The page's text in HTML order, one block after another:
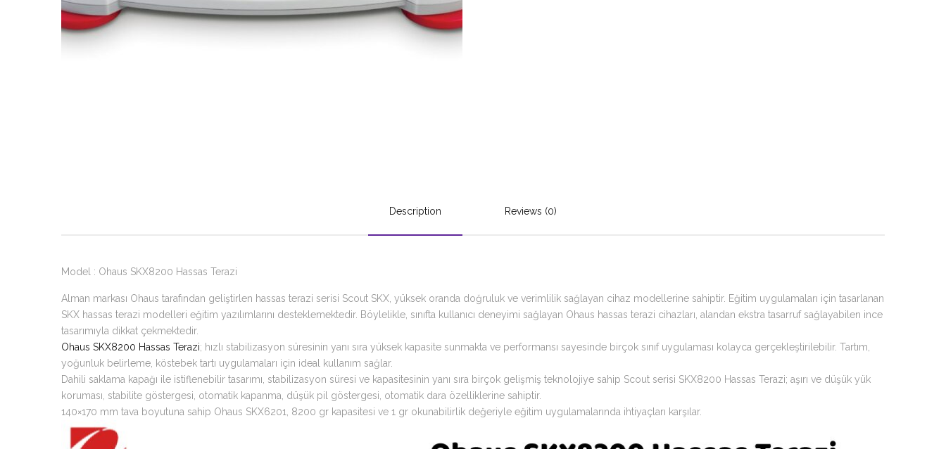
Description Reviews (0)
Model : Ohaus SKX8200 Hassas Terazi
Alman markası Ohaus tarafından geliştirlen hassas terazi serisi Scout SKX, yüksek oranda doğruluk ve verimlilik sağlayan cihaz modellerine sahiptir. Eğitim uygulamaları için tasarlanan
SKX hassas terazi modelleri eğitim yazılımlarını desteklemektedir. Böylelikle, sınıfta kullanıcı deneyimi sağlayan Ohaus hassas terazi cihazları, alandan ekstra tasarruf sağlayabilen ince
tasarımıyla dikkat çekmektedir.
Ohaus SKX8200 Hassas Terazi; hızlı stabilizasyon süresinin yanı sıra yüksek kapasite sunmakta ve performansı sayesinde birçok sınıf uygulaması kolayca gerçekleştirilebilir. Tartım,
yoğunluk belirleme, köstebek tartı uygulamaları için ideal kullanım sağlar.
Dahili saklama kapağı ile istiflenebilir tasarımı, stabilizasyon süresi ve kapasitesinin yanı sıra birçok gelişmiş teknolojiye sahip Scout serisi SKX8200 Hassas Terazi; aşırı ve düşük yük
koruması, stabilite göstergesi, otomatik kapanma, düşük pil göstergesi, otomatik dara özelliklerine sahiptir.
140×170 mm tava boyutuna sahip Ohaus SKX6201, 8200 gr kapasitesi ve 1 gr okunabilirlik değeriyle eğitim uygulamalarında ihtiyaçları karşılar.